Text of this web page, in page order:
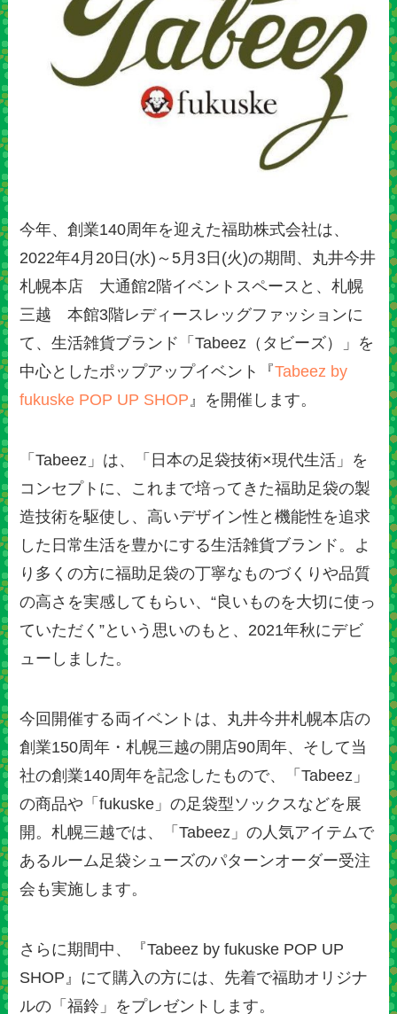
今年、創業140周年を迎えた福助株式会社は、
2022年4月20日(水)～5月3日(火)の期間、丸井今井
札幌本店 大通館2階イベントスペースと、札幌
三越 本館3階レディースレッグファッションに
て、生活雑貨ブランド「Tabeez（タビーズ）」を
中心としたポップアップイベント『Tabeez by
fukuske POP UP SHOP』を開催します。
「Tabeez」は、「日本の足袋技術×現代生活」を
コンセプトに、これまで培ってきた福助足袋の製
造技術を駆使し、高いデザイン性と機能性を追求
した日常生活を豊かにする生活雑貨ブランド。よ
り多くの方に福助足袋の丁寧なものづくりや品質
の高さを実感してもらい、“良いものを大切に使っ
ていただく”という思いのもと、2021年秋にデビ
ューしました。
今回開催する両イベントは、丸井今井札幌本店の
創業150周年・札幌三越の開店90周年、そして当
社の創業140周年を記念したもので、「Tabeez」
の商品や「fukuske」の足袋型ソックスなどを展
開。札幌三越では、「Tabeez」の人気アイテムで
あるルーム足袋シューズのパターンオーダー受注
会も実施します。
さらに期間中、『Tabeez by fukuske POP UP
SHOP』にて購入の方には、先着で福助オリジナ
ルの「福鈴」をプレゼントします。